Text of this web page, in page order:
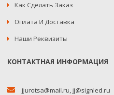
Как Сделать Заказ
Оплата И Доставка
Наши Реквизиты
КОНТАКТНАЯ ИНФОРМАЦИЯ
jjurotsa@mail.ru,jj@signled.ru